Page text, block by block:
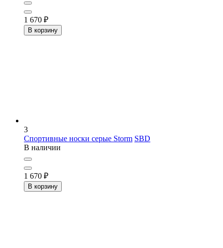
1 670 ₽
В корзину
3
Спортивные носки серые Storm SBD
В наличии
1 670 ₽
В корзину